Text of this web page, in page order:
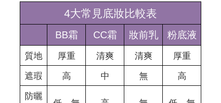
4大常見底妝比較表
BB霜 CC霜 妝前乳 粉底液
質地 厚重 清爽 清爽 厚重
遮瑕 高 中 無 高
防曬